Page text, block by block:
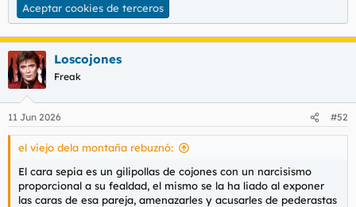
Aceptar cookies de terceros
Loscojones
Freak
11 Jun 2026 #52
el viejo dela montaña rebuznó:
El cara sepia es un gilipollas de cojones con un narcisismo
proporcional a su fealdad, el mismo se la ha liado al exponer
las caras de esa pareja, amenazarles y acusarles de pederastas